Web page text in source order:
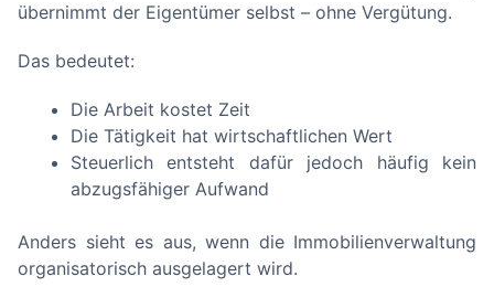
übernimmt der Eigentümer selbst – ohne Vergütung.
Das bedeutet:
Die Arbeit kostet Zeit
Die Tätigkeit hat wirtschaftlichen Wert
Steuerlich entsteht dafür jedoch häufig kein
abzugsfähiger Aufwand
Anders sieht es aus, wenn die Immobilienverwaltung
organisatorisch ausgelagert wird.